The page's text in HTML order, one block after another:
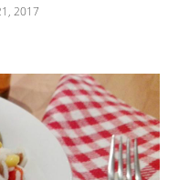
2017